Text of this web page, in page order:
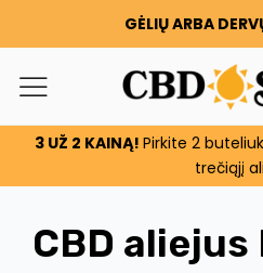
GĖLIŲ ARBA
WATERMELON CBD
UŽSAKYMAI
KIEKVIENĄ KARTĄ, KAI
GĖLIŲ ARBA
WATERMELON CBD
UŽSAKYMAI
GĖLIŲ ARBA
3 UŽ 2 KAINĄ! Pirkite 2
trečiąjį
CBD aliejus